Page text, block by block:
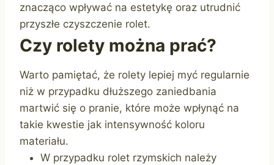
znacząco wpływać na estetykę oraz utrudnić
przyszłe czyszczenie rolet.
Czy rolety można prać?
Warto pamiętać, że rolety lepiej myć regularnie
niż w przypadku dłuższego zaniedbania
martwić się o pranie, które może wpłynąć na
takie kwestie jak intensywność koloru
materiału.
W przypadku rolet rzymskich należy